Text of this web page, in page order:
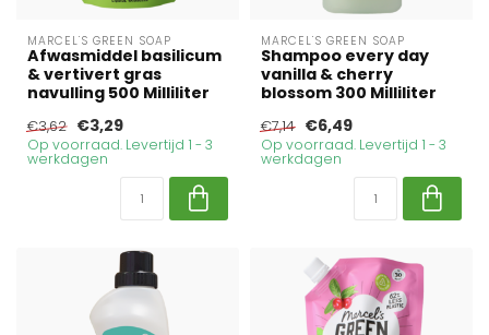
MARCEL'S GREEN SOAP
Afwasmiddel basilicum
& vertivert gras
navulling 500 Milliliter
€3,62 €3,29
Op voorraad. Levertijd 1 - 3
werkdagen
MARCEL'S GREEN SOAP
Shampoo every day
vanilla & cherry
blossom 300 Milliliter
€7,14 €6,49
Op voorraad. Levertijd 1 - 3
werkdagen